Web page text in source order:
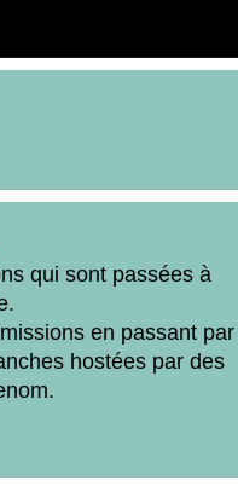
qui sont passées à
en passant par
hostées par des